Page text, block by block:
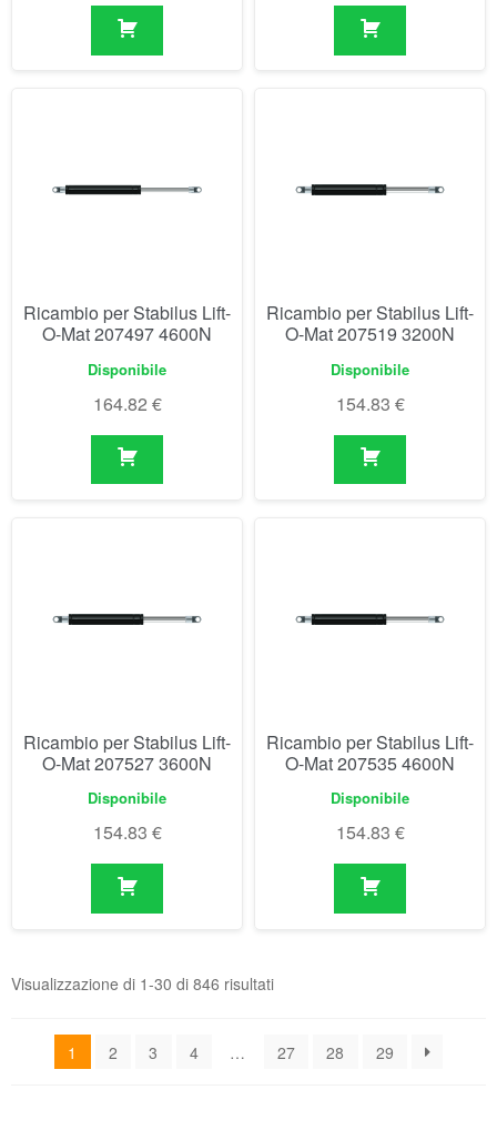
Ricambio per Stabilus Lift-
O-Mat 207497 4600N
Disponibile
164.82 €
Ricambio per Stabilus Lift-
O-Mat 207519 3200N
Disponibile
154.83 €
Ricambio per Stabilus Lift-
O-Mat 207527 3600N
Disponibile
154.83 €
Ricambio per Stabilus Lift-
O-Mat 207535 4600N
Disponibile
154.83 €
Visualizzazione di 1-30 di 846 risultati
1 2 3 4 … 27 28 29